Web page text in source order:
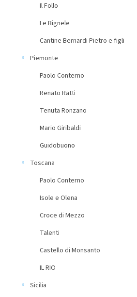
Il Follo
Le Bignele
Cantine Bernardi Pietro e figli
Piemonte
Paolo Conterno
Renato Ratti
Tenuta Ronzano
Mario Giribaldi
Guidobuono
Toscana
Paolo Conterno
Isole e Olena
Croce di Mezzo
Talenti
Castello di Monsanto
IL RIO
Sicilia